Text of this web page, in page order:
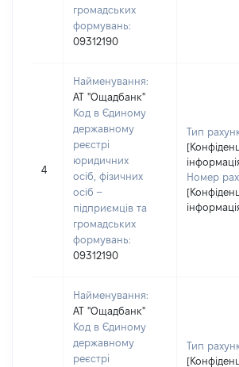
громадських
формувань:
09312190
4
Найменування:
АТ "Ощадбанк"
Код в Єдиному
державному
реєстрі
юридичних
осіб, фізичних
осіб –
підприємців та
громадських
формувань:
09312190
Тип
Номер
Найменування:
АТ "Ощадбанк"
Код в Єдиному
державному
реєстрі
Тип